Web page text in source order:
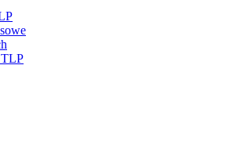
TLP